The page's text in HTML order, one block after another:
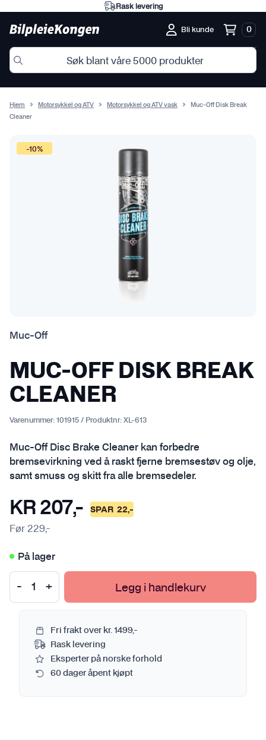
Rask levering
Bli kunde 0
Hjem Motorsykkel og ATV Motorsykkel og ATV vask
Muc-Off Disk Break
Cleaner
-10%
Muc-Off
MUC-OFF DISK BREAK
CLEANER
Varenummer: 101915 / Produktnr: XL-613
Muc-Off Disc Brake Cleaner kan forbedre
bremsevirkning ved å raskt fjerne bremsestøv og olje,
samt smuss og skitt fra alle bremsedeler.
KR 207,- SPAR 22,-
Før 229,-
På lager
Legg i handlekurv
Fri frakt over kr. 1499,-
Rask levering
Eksperter på norske forhold
60 dager åpent kjøpt